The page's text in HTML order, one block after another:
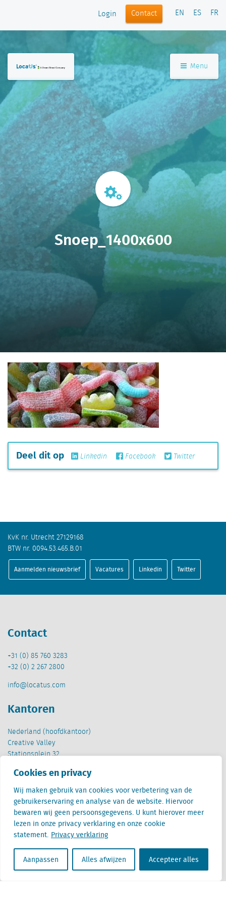
Cookies en privacy
Wij maken gebruik van cookies voor verbetering van de
gebruikerservaring en analyse van de website. Hiervoor
bewaren wij geen persoonsgegevens. U kunt hierover meer
lezen in onze privacy verklaring en onze cookie
statement. Privacy verklaring
Aanpassen Alles afwijzen Accepteer alles
Login Contact EN ES FR
Menu
Snoep_1400x600
Deel dit op Linkedin Facebook Twitter
KvK nr. Utrecht 27129168
BTW nr. 0094.53.465.B.01
Aanmelden nieuwsbrief Vacatures Linkedin Twitter
Contact
+31 (0) 85 760 3283
+32 (0) 2 267 2800
info@locatus.com
Kantoren
Nederland (hoofdkantoor)
Creative Valley
Stationsplein 32
België
Cantersteen 47
1000 Brussel